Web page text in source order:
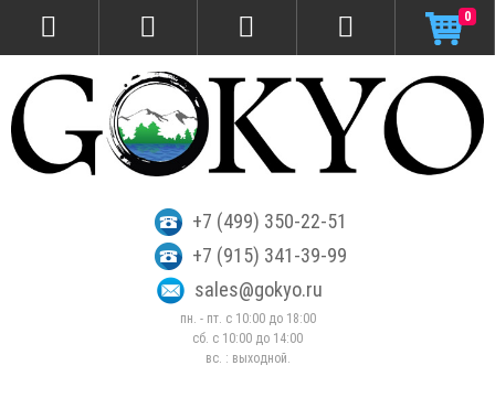
+7 (499) 350-22-51
+7 (915) 341-39-99
sales@gokyo.ru
пн. - пт. с 10:00 до 18:00
сб. c 10:00 до 14:00
вс. : выходной.
0